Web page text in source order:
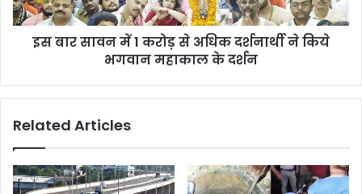
इस बार सावन में 1 करोड़ से अधिक दर्शनार्थी ने किये
भगवान महाकाल के दर्शन
Related Articles